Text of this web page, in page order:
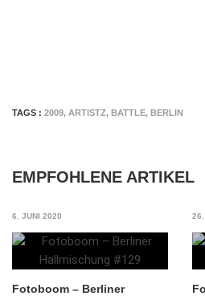
TAGS : 2009, ARTISTZ, BATTLE, BERLIN
EMPFOHLENE ARTIKEL
6. JUNI 2020
Fotoboom – Berliner